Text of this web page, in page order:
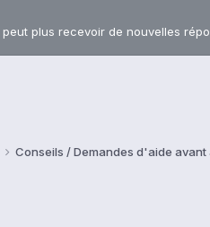
plus recevoir de nouvelles
Conseils / Demandes d'aide avant